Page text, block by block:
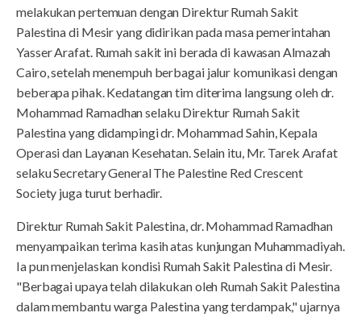
melakukan pertemuan dengan Direktur Rumah Sakit
Palestina di Mesir yang didirikan pada masa pemerintahan
Yasser Arafat. Rumah sakit ini berada di kawasan Almazah
Cairo, setelah menempuh berbagai jalur komunikasi dengan
beberapa pihak. Kedatangan tim diterima langsung oleh dr.
Mohammad Ramadhan selaku Direktur Rumah Sakit
Palestina yang didampingi dr. Mohammad Sahin, Kepala
Operasi dan Layanan Kesehatan. Selain itu, Mr. Tarek Arafat
selaku Secretary General The Palestine Red Crescent
Society juga turut berhadir.
Direktur Rumah Sakit Palestina, dr. Mohammad Ramadhan
menyampaikan terima kasih atas kunjungan Muhammadiyah.
Ia pun menjelaskan kondisi Rumah Sakit Palestina di Mesir.
"Berbagai upaya telah dilakukan oleh Rumah Sakit Palestina
dalam membantu warga Palestina yang terdampak," ujarnya